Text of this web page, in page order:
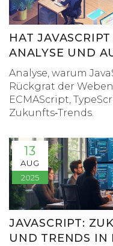
HAT
ANALYSE UND
Analyse, warum
Rückgrat der
ECMAScript,
Zukunfts‑Trends.
13
AUG
2025
JAVASCRIPT:
UND TRENDS IN